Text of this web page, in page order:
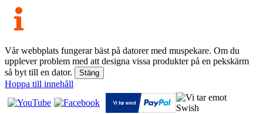
Vår webbplats fungerar bäst på datorer med muspekare. Om du
upplever problem med att designa vissa produkter på en pekskärm
så byt till en dator.
Stäng
Hoppa till innehåll